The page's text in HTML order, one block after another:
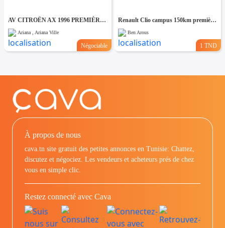
AV CITROËN AX 1996 PREMIÈRE MAIN - TEL 98479647
Ariana , Ariana Ville
Négociable
Renault Clio campus 150km première main
Ben Arous
1 TND
À propos de nous
cava.tn site gratuit des petites annonces en Tunisie: Chattez,
discutez et négociez. Les vendeurs et acheteurs prés de chez
vous en simple clic.
Restez connecté avec Cava